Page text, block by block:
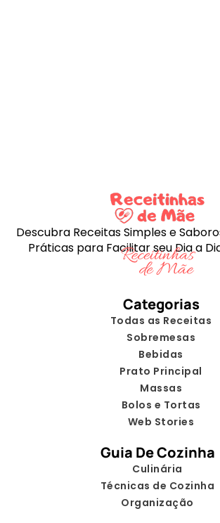
Descubra Receitas Simples e
Práticas para Facilitar seu Dia a
Categorias
Todas as Receitas
Sobremesas
Bebidas
Prato Principal
Massas
Bolos e Tortas
Web Stories
Guia De Cozinha
Culinária
Técnicas de Cozinha
Organização